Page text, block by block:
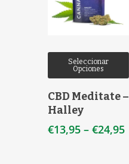
Seleccionar
Opciones
CBD Meditate –
Halley
€13,95 – €24,95